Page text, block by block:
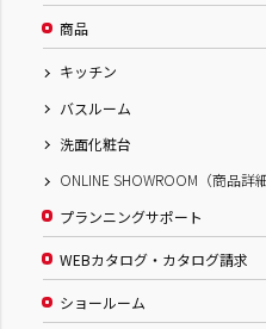
商品
キッチン
バスルーム
洗面化粧台
ONLINE SHOWROOM（商品詳細
プランニングサポート
WEBカタログ・カタログ請求
ショールーム